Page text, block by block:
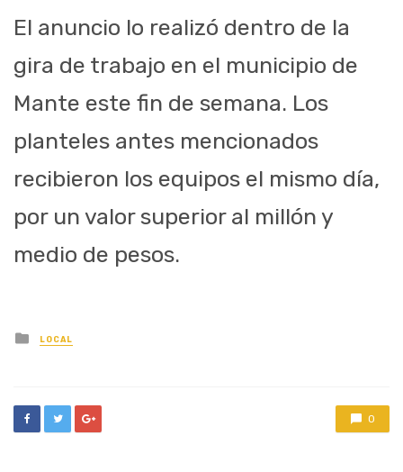
El anuncio lo realizó dentro de la
gira de trabajo en el municipio de
Mante este fin de semana. Los
planteles antes mencionados
recibieron los equipos el mismo día,
por un valor superior al millón y
medio de pesos.
Posted
in
LOCAL
0